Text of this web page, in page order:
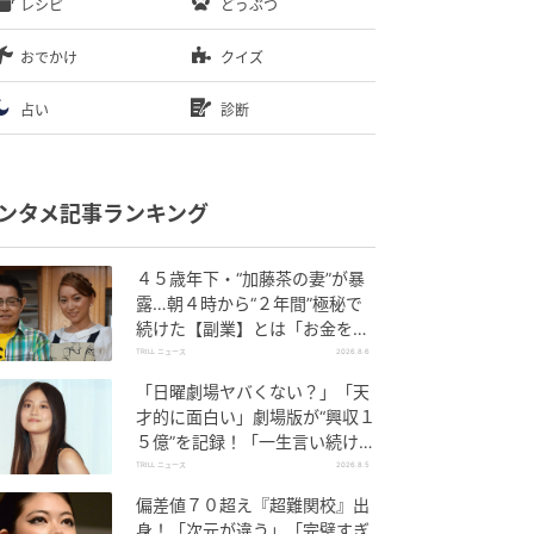
レシピ どうぶつ
おでかけ クイズ
占い 診断
タメ記事ランキング
４５歳年下・“加藤茶の妻”が暴
露…朝４時から“２年間”極秘で
続けた【副業】とは「お金を稼
ぐのって大変」
TRILL ニュース 2026.8.6
「日曜劇場ヤバくない？」「天
才的に面白い」劇場版が“興収１
５億”を記録！「一生言い続け
る」放送後も続く“切望の声”
TRILL ニュース 2026.8.5
偏差値７０超え『超難関校』出
身！「次元が違う」「完璧すぎ